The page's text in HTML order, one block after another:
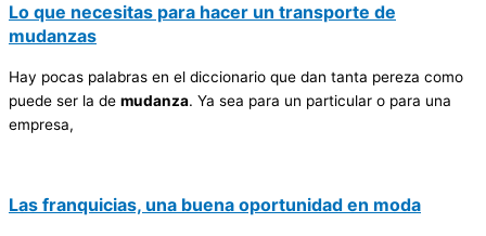
Lo que necesitas para hacer un transporte de
mudanzas
Hay pocas palabras en el diccionario que dan tanta pereza como
puede ser la de mudanza. Ya sea para un particular o para una
empresa,
Las franquicias, una buena oportunidad en moda